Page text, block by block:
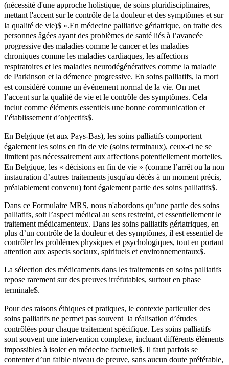
(nécessité d'une approche holistique, de soins pluridisciplinaires,
mettant l'accent sur le contrôle de la douleur et des symptômes et sur
la qualité de vie)$ ​​​​​​​​​​​​​​​​​​​​​​​​​​​​​​​​ ».En médecine palliative gériatrique, on traite des
personnes âgées ayant des problèmes de santé liés à l’avancée
progressive des maladies comme le cancer et les maladies
chroniques comme les maladies cardiaques, les affections
respiratoires et les maladies neurodégénératives comme la maladie
de Parkinson et la démence progressive. En soins palliatifs, la mort
est considéré comme un événement normal de la vie. On met
l’accent sur la qualité de vie et le contrôle des symptômes. Cela
inclut comme éléments essentiels une bonne communication et
l’établissement d’objectifs$​​​​​​​​​​​​​​​.
En Belgique (et aux Pays-Bas), les soins palliatifs comportent
également les soins en fin de vie (soins terminaux), ceux-ci ne se
limitent pas nécessairement aux affections potentiellement mortelles.
En Belgique, les « décisions en fin de vie » (comme l’arrêt ou la non
instauration d’autres traitements jusqu'au décès à un moment précis,
préalablement convenu) font également partie des soins palliatifs$​​​​​​​​​​​​​​​​​​​​​​​​​​​​​​​​.
Dans ce Formulaire MRS, nous n'abordons qu’une partie des soins
palliatifs, soit l’aspect médical au sens restreint, et essentiellement le
traitement médicamenteux. Dans les soins palliatifs gériatriques, en
plus d’un contrôle de la douleur et des symptômes, il est essentiel de
contrôler les problèmes physiques et psychologiques, tout en portant
attention aux aspects sociaux, spirituels et environnementaux$​​​​​​​​​​​​​​​.
La sélection des médicaments dans les traitements en soins palliatifs
repose rarement sur des preuves irréfutables, surtout en phase
terminale$​​​​​​​​​​​​​​​​​​​​​​​​​​​​​​​​.
Pour des raisons éthiques et pratiques, le contexte particulier des
soins palliatifs ne permet pas souvent la réalisation d’études
contrôlées pour chaque traitement spécifique. Les soins palliatifs
sont souvent une intervention complexe, incluant différents éléments
impossibles à isoler en médecine factuelle$​​​​​​​​​​​​​​​​​​​​​​​​​​​​​​​​. Il faut parfois se
contenter d’un faible niveau de preuve, sans aucun doute préférable,